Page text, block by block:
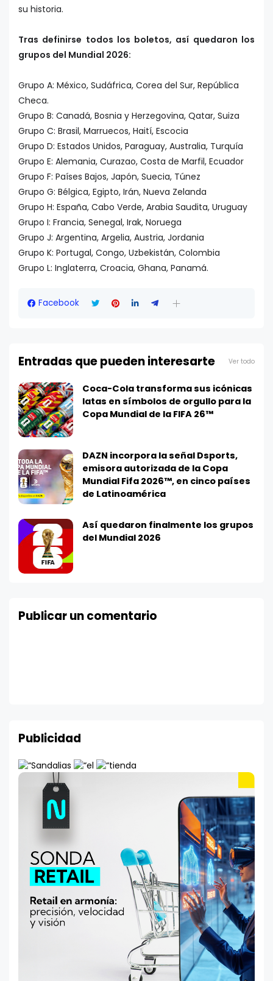
su historia.
Tras definirse todos los boletos, así quedaron los
grupos del Mundial 2026:
Grupo A: México, Sudáfrica, Corea del Sur, República
Checa.
Grupo B: Canadá, Bosnia y Herzegovina, Qatar, Suiza
Grupo C: Brasil, Marruecos, Haití, Escocia
Grupo D: Estados Unidos, Paraguay, Australia, Turquía
Grupo E: Alemania, Curazao, Costa de Marfil, Ecuador
Grupo F: Países Bajos, Japón, Suecia, Túnez
Grupo G: Bélgica, Egipto, Irán, Nueva Zelanda
Grupo H: España, Cabo Verde, Arabia Saudita, Uruguay
Grupo I: Francia, Senegal, Irak, Noruega
Grupo J: Argentina, Argelia, Austria, Jordania
Grupo K: Portugal, Congo, Uzbekistán, Colombia
Grupo L: Inglaterra, Croacia, Ghana, Panamá.
Facebook
Entradas que pueden interesarte Ver todo
Coca-Cola transforma sus icónicas
latas en símbolos de orgullo para la
Copa Mundial de la FIFA 26™
DAZN incorpora la señal Dsports,
emisora autorizada de la Copa
Mundial Fifa 2026™, en cinco países
de Latinoamérica
Así quedaron finalmente los grupos
del Mundial 2026
Publicar un comentario
Publicidad